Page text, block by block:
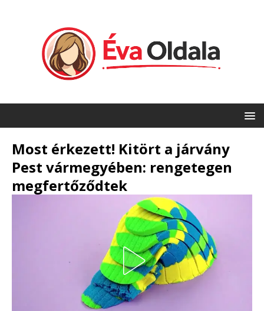
Most érkezett! Kitört a járvány
Pest vármegyében: rengetegen
megfertőződtek